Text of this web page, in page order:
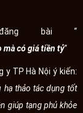
đăng bài “
mà có giá tiền tỷ”
y TP Hà Nội ý kiến:
hạ thảo tác dụng tốt
giúp tạng phủ khỏe